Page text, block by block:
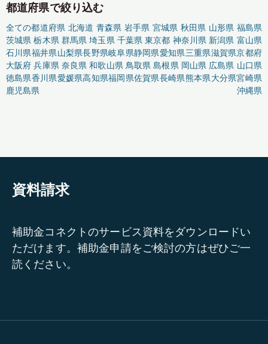
都道府県で絞り込む
全ての都道府県 北海道 青森県 岩手県 宮城県 秋田県 山形県 福島県
茨城県 栃木県 群馬県 埼玉県 千葉県 東京都 神奈川県 新潟県 富山県
石川県福井県山梨県長野県岐阜県静岡県愛知県三重県滋賀県京都府
大阪府 兵庫県 奈良県 和歌山県 鳥取県 島根県 岡山県 広島県 山口県
徳島県香川県愛媛県高知県福岡県佐賀県長崎県熊本県大分県宮崎県
鹿児島県
沖縄県
資料請求
補助金コネクトのサービス資料をダウンロードい
ただけます。補助金申請をご検討の方はぜひご一
読ください。